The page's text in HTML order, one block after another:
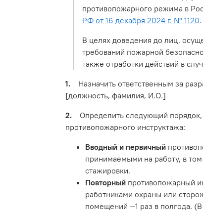
противопожарного режима в
РФ от 16 декабря 2024 г. № 1120.
В целях доведения до лиц,
требований пожарной
также отработки действий в
1. Назначить ответственным за
[должность, фамилия, И.О.]
2. Определить следующий порядок,
противопожарного инструктажа:
Вводный и первичный
принимаемыми на работу, в
стажировки.
Повторный противопожарный
работниками охраны или
помещений —1 раз в полгода.